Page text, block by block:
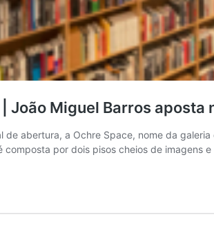
João Miguel Barros
de abertura, a Ochre Space, nome da
composta por dois pisos cheios de imagens